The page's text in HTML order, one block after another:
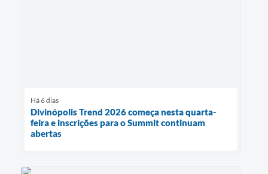
Há 6 dias
Divinópolis Trend 2026 começa nesta quarta-
feira e inscrições para o Summit continuam
abertas